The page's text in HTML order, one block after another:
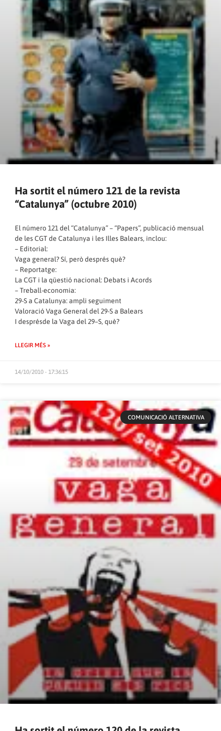
Ha sortit el número 121 de la revista
“Catalunya” (octubre 2010)
El número 121 del “Catalunya” – “Papers”, publicació mensual
de les CGT de Catalunya i les Illes Balears, inclou:
– Editorial:
Vaga general? Sí, però després què?
– Reportatge:
La CGT i la qüestió nacional: Debats i Acords
– Treball-economia:
29-S a Catalunya: ampli seguiment
Valoració Vaga General del 29-S a Balears
I desprésde la Vaga del 29–S, què?
LLEGIR MÉS »
14/10/2010 - 17:36:15
COMUNICACIÓ ALTERNATIVA